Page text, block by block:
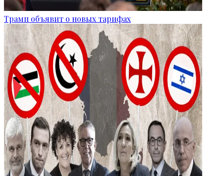
Трамп объявит о новых тарифах